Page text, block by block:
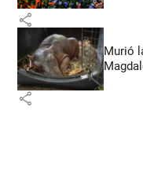
share
Murió
share